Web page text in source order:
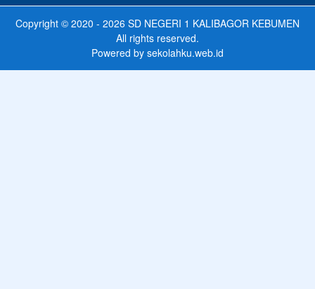
Copyright © 2020 - 2026 SD NEGERI 1 KALIBAGOR KEBUMEN
All rights reserved.
Powered by sekolahku.web.id